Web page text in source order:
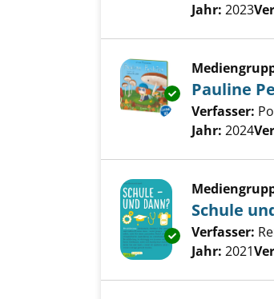
Jahr: 2023
Exemplar-
Pauline
Verfasser:
Jahr: 2024
Exemplar-
Schule
Verfasser:
Jahr: 2021